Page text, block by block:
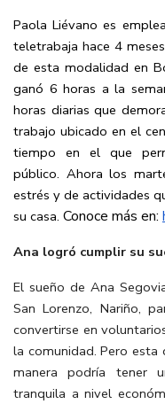
Paola Liévano es
teletrabaja hace 4
de esta modalidad en
ganó 6 horas a la
horas diarias que
trabajo ubicado en el
tiempo en el que
público. Ahora los
estrés y de actividades
su casa. Conoce más en:
Ana logró cumplir su
El sueño de Ana
San Lorenzo, Nariño,
convertirse en
la comunidad. Pero esta
manera podría tener
tranquila a nivel